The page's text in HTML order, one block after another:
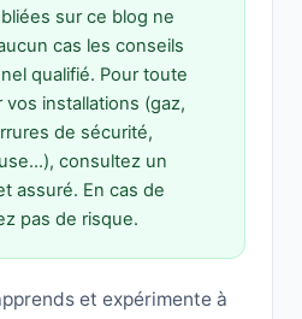
sur ce blog ne
cas les conseils
qualifié. Pour toute
installations (gaz,
de sécurité,
consultez un
assuré. En cas de
pas de risque.
et expérimente à